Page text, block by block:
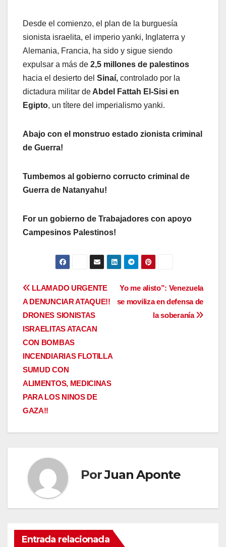
Desde el comienzo, el plan de la burguesía
sionista israelita, el imperio yanki, Inglaterra y
Alemania, Francia, ha sido y sigue siendo
expulsar a más de 2,5 millones de palestinos
hacia el desierto del Sinaí, controlado por la
dictadura militar de Abdel Fattah El-Sisi en
Egipto, un títere del imperialismo yanki.
Abajo con el monstruo estado zionista criminal
de Guerra!
Tumbemos al gobierno corructo criminal de
Guerra de Natanyahu!
For un gobierno de Trabajadores con apoyo
Campesinos Palestinos!
Navegación
de
entradas
Yo me alisto”: Venezuela
se moviliza en defensa de
la soberanía
LLAMADO URGENTE
A DENUNCIAR ATAQUE!!
DRONES SIONISTAS
ISRAELITAS ATACAN
CON BOMBAS
INCENDIARIAS FLOTILLA
SUMUD CON
ALIMENTOS, MEDICINAS
PARA LOS NINOS DE
GAZA!!
PorJuan Aponte
Entrada relacionada